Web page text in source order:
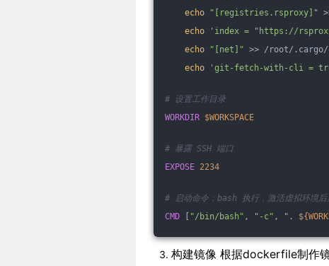
echo
"[registries.rsproxy]"
echo
'index = "https://
echo
"[net]" >> /root/.cargo/
echo
'git-fetch-with-cli =
# 设置工作目录
WORKDIR $WORKSPACE
# 暴露 SSH 端口
EXPOSE 2234
# 启动命令：bash 执行，激活虚拟环境后
CMD
"/bin/bash" , "-c" , ".
构建镜像 根据dockerfile制作